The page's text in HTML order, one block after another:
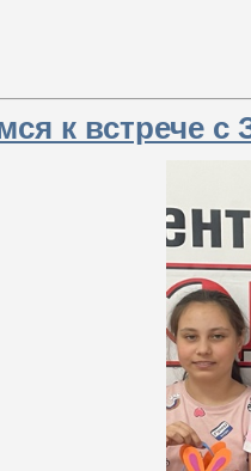
к встрече с